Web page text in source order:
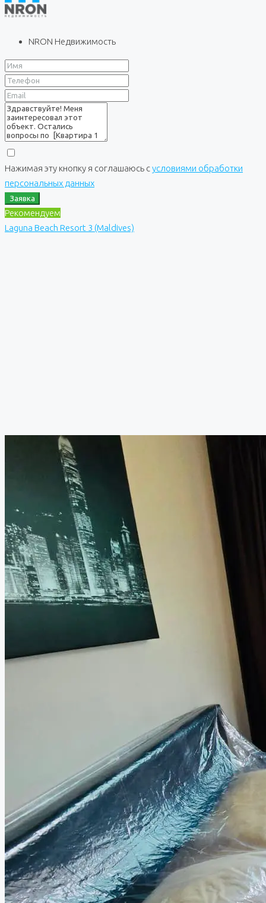
NRON Недвижимость
Нажимая эту кнопку я соглашаюсь сусловиями обработки
персональных данных
Заявка
Рекомендуем
Laguna Beach Resort 3 (Maldives)